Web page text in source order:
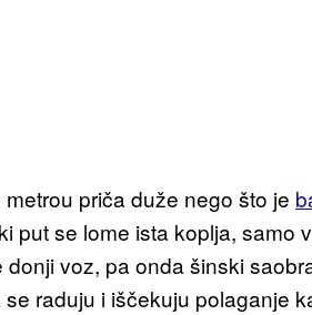
priča duže nego što je
put se lome ista koplja, samo
voz, pa onda šinski
raduju i iščekuju polaganje